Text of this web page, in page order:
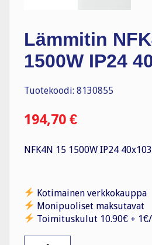
Lämmitin
1500W IP24
Tuotekoodi: 8130855
194,70 €
NFK4N 15 1500W IP24
Kotimainen verkkokauppa
Monipuoliset maksutavat
Toimituskulut 10.90€ +